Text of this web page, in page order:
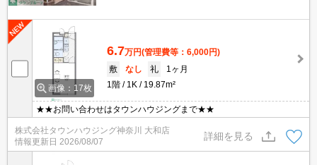
画像：17枚
6.7万円(管理費等：6,000円)
敷
なし 礼
1ヶ月
1階
1K 19.87m²
★★お問い合わせはタウンハウジングまで★★
株式会社タウンハウジング神奈川 大和店
情報更新日 2026/08/07
詳細を見る